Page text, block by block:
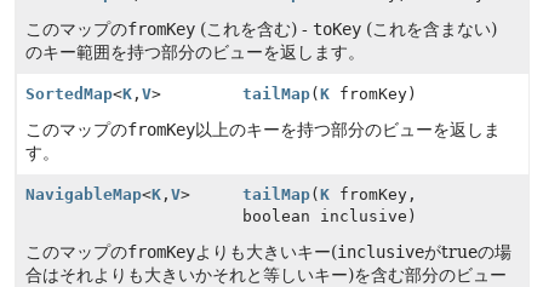
このマップのfromKey (これを含む) - toKey (これを含まない)
のキー範囲を持つ部分のビューを返します。
SortedMap<K , V> tailMap(K fromKey)
このマップのfromKey以上のキーを持つ部分のビューを返しま
す。
NavigableMap<K , V> tailMap(K fromKey,
boolean inclusive)
このマップのfromKeyよりも大きいキー(inclusiveがtrueの場
合はそれよりも大きいかそれと等しいキー)を含む部分のビュー